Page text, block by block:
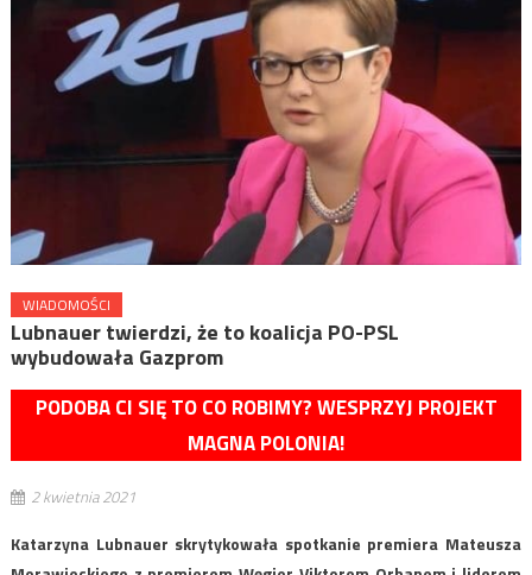
WIADOMOŚCI
Lubnauer twierdzi, że to koalicja PO-PSL
wybudowała Gazprom
PODOBA CI SIĘ TO CO ROBIMY? WESPRZYJ PROJEKT
MAGNA POLONIA!
2 kwietnia 2021
Katarzyna Lubnauer skrytykowała spotkanie premiera Mateusza